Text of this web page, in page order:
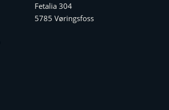
Fetalia 304
5785 Vøringsfoss